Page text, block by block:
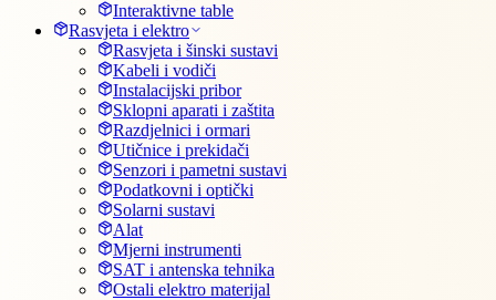
Interaktivne table
Rasvjeta i elektro
Rasvjeta i šinski sustavi
Kabeli i vodiči
Instalacijski pribor
Sklopni aparati i zaštita
Razdjelnici i ormari
Utičnice i prekidači
Senzori i pametni sustavi
Podatkovni i optički
Solarni sustavi
Alat
Mjerni instrumenti
SAT i antenska tehnika
Ostali elektro materijal